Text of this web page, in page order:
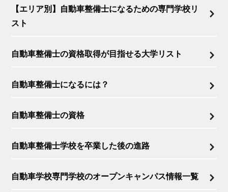
【エリア別】自動車整備士になるための専門学校リ
スト
自動車整備士の資格取得が目指せる大学リスト
自動車整備士になるには？
自動車整備士の資格
自動車整備士学校を卒業した後の進路
自動車学校専門学校のオープンキャンパス情報一覧